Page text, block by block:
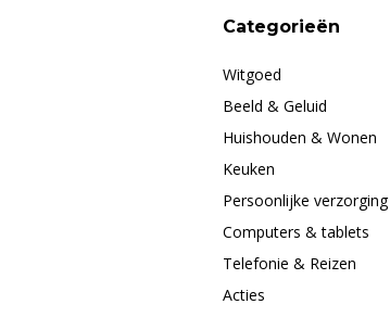
Categorieën
Witgoed
Beeld & Geluid
Huishouden & Wonen
Keuken
Persoonlijke verzorging
Computers & tablets
Telefonie & Reizen
Acties